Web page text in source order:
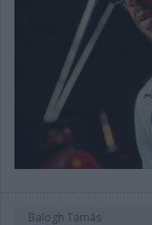
Balogh Tamás